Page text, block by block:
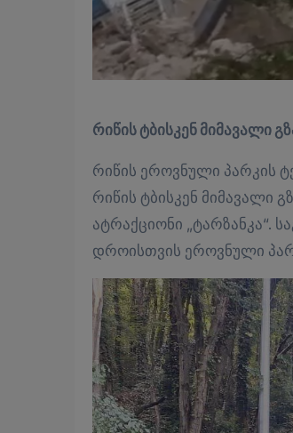
რი­წის ტბის­კენ მი­მა­ვა­ლი
რი­წის ეროვ­ნუ­ლი პარ­კის
რი­წის ტბის­კენ მი­მა­ვა­ლი
ატ­რაქ­ცი­ო­ნი „ტარ­ზან­კა“.
დრო­ის­თვის ეროვ­ნუ­ლი